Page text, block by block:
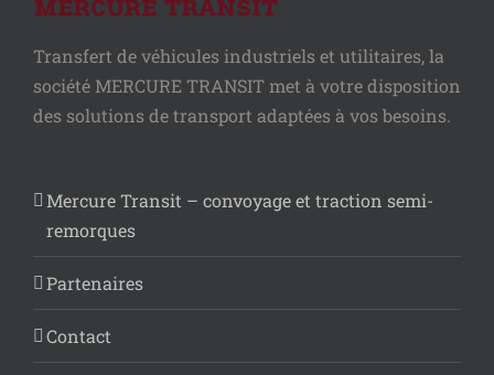
Transfert de véhicules industriels et utilitaires, la
société MERCURE TRANSIT met à votre disposition
des solutions de transport adaptées à vos besoins.
Mercure Transit – convoyage et traction semi-
remorques
Partenaires
Contact